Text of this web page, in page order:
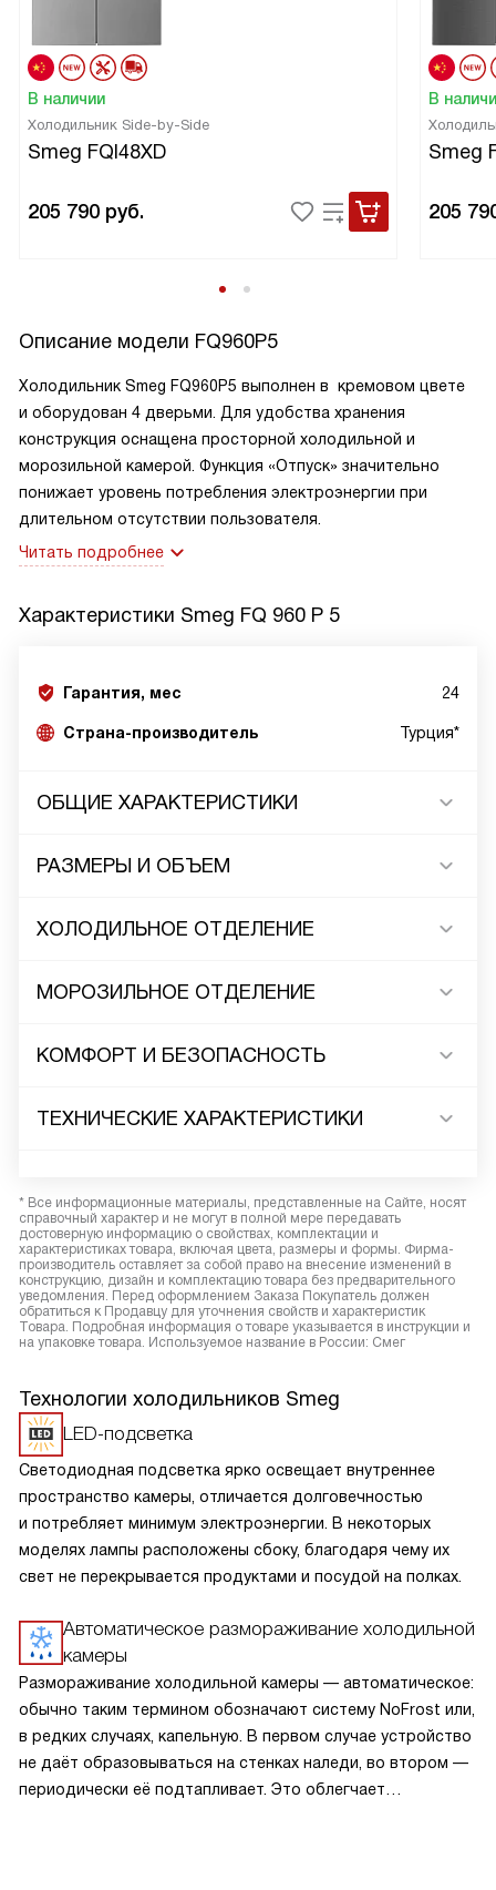
В наличии
Холодильник Side-by-Side
Smeg FQI48XD
205 790 руб.
В
Smeg
205
Описание модели FQ960P5
Холодильник Smeg FQ960P5 выполнен в кремовом цвете
и оборудован 4 дверьми. Для удобства хранения
конструкция оснащена просторной холодильной и
морозильной камерой. Функция «Отпуск» значительно
понижает уровень потребления электроэнергии при
длительном отсутствии пользователя.
Читать подробнее
Характеристики Smeg FQ 960 P 5
Гарантия, мес 24
Страна-производитель Турция*
ОБЩИЕ ХАРАКТЕРИСТИКИ
РАЗМЕРЫ И ОБЪЕМ
ХОЛОДИЛЬНОЕ ОТДЕЛЕНИЕ
МОРОЗИЛЬНОЕ ОТДЕЛЕНИЕ
КОМФОРТ И БЕЗОПАСНОСТЬ
ТЕХНИЧЕСКИЕ ХАРАКТЕРИСТИКИ
* Все информационные материалы, представленные на Сайте, носят
справочный характер и не могут в полной мере передавать
достоверную информацию о свойствах, комплектации и
характеристиках товара, включая цвета, размеры и формы. Фирма-
производитель оставляет за собой право на внесение изменений в
конструкцию, дизайн и комплектацию товара без предварительного
уведомления. Перед оформлением Заказа Покупатель должен
обратиться к Продавцу для уточнения свойств и характеристик
Товара. Подробная информация о товаре указывается в инструкции и
на упаковке товара. Используемое название в России: Смег
Технологии холодильников Smeg
LED-подсветка
Светодиодная подсветка ярко освещает внутреннее
пространство камеры, отличается долговечностью
и потребляет минимум электроэнергии. В некоторых
моделях лампы расположены сбоку, благодаря чему их
свет не перекрывается продуктами и посудой на полках.
Автоматическое размораживание холодильной
камеры
Размораживание холодильной камеры — автоматическое:
обычно таким термином обозначают систему NoFrost или,
в редких случаях, капельную. В первом случае устройство
не даёт образовываться на стенках наледи, во втором —
периодически её подтапливает. Это облегчает